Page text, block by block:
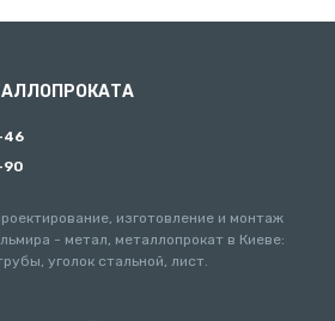
46
90
изготовление и монтаж
- метал, металлопрокат в Киеве:
уголок стальной, лист.